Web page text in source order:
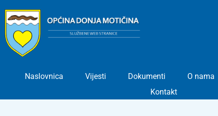
content
Naslovnica Vijesti Dokumenti
O nama
Kontakt